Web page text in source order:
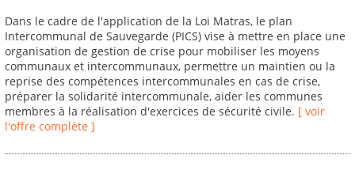
Dans le cadre de l'application de la Loi Matras, le plan
Intercommunal de Sauvegarde (PICS) vise à mettre en place une
organisation de gestion de crise pour mobiliser les moyens
communaux et intercommunaux, permettre un maintien ou la
reprise des compétences intercommunales en cas de crise,
préparer la solidarité intercommunale, aider les communes
membres à la réalisation d'exercices de sécurité civile. [ voir
l'offre complète ]